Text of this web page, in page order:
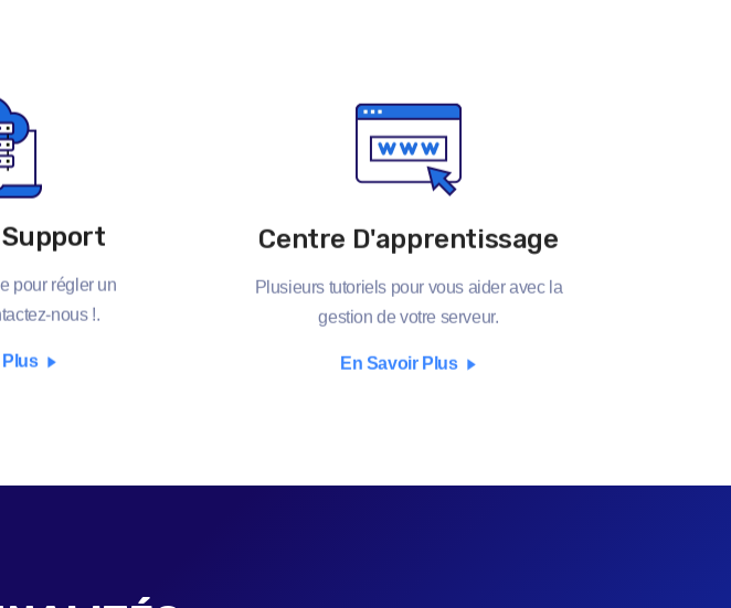
pour régler un
nous !.
Centre D'apprentissage
Plusieurs tutoriels pour vous aider avec la
gestion de votre serveur.
En Savoir Plus